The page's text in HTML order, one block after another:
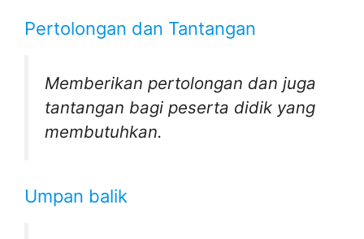
Pertolongan dan Tantangan
Memberikan pertolongan dan juga
tantangan bagi peserta didik yang
membutuhkan.
Umpan balik